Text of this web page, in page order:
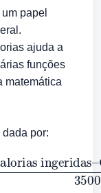
papel
ajuda a
funções
matemática
por:
3500